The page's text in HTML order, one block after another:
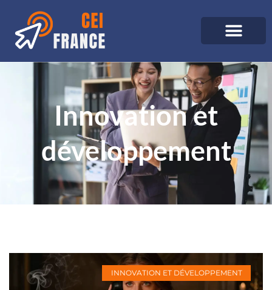
Innovation et
développement
INNOVATION ET DÉVELOPPEMENT